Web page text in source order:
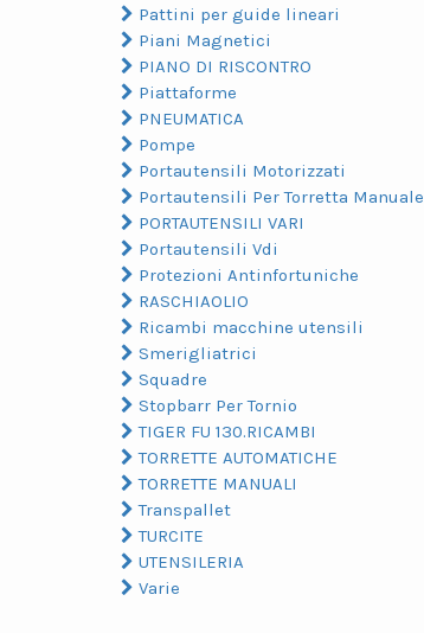
Pattini per guide lineari
Piani Magnetici
PIANO DI RISCONTRO
Piattaforme
PNEUMATICA
Pompe
Portautensili Motorizzati
Portautensili Per Torretta Manuale
PORTAUTENSILI VARI
Portautensili Vdi
Protezioni Antinfortuniche
RASCHIAOLIO
Ricambi macchine utensili
Smerigliatrici
Squadre
Stopbarr Per Tornio
TIGER FU 130.RICAMBI
TORRETTE AUTOMATICHE
TORRETTE MANUALI
Transpallet
TURCITE
UTENSILERIA
Varie